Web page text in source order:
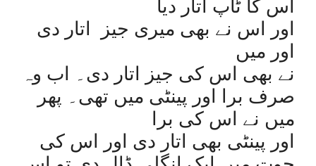
اس کا ٹاپ اتار دیا
اور اس نے بھی میری جیز
اتار دی
اور میں
نے بھی اس کی جیز اتار دی۔ اب وہ
صرف برا اور پینٹی میں تھی۔ پھر
میں نے اس کی برا
اور پینٹی بھی اتار دی اور اس کی